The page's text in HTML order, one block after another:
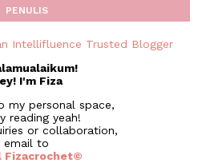
PENULIS
I'm Fiza
my personal space,
reading yeah!
or collaboration,
email to
Fizacrochet©